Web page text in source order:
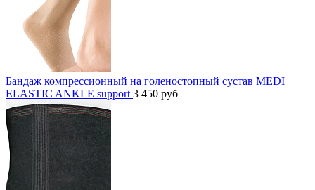
Бандаж компрессионный на голеностопный сустав MEDI
ELASTIC ANKLE support 3 450 руб